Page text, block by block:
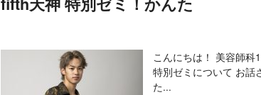
こんにちは！ 美容師科
特別ゼミについて お
た...